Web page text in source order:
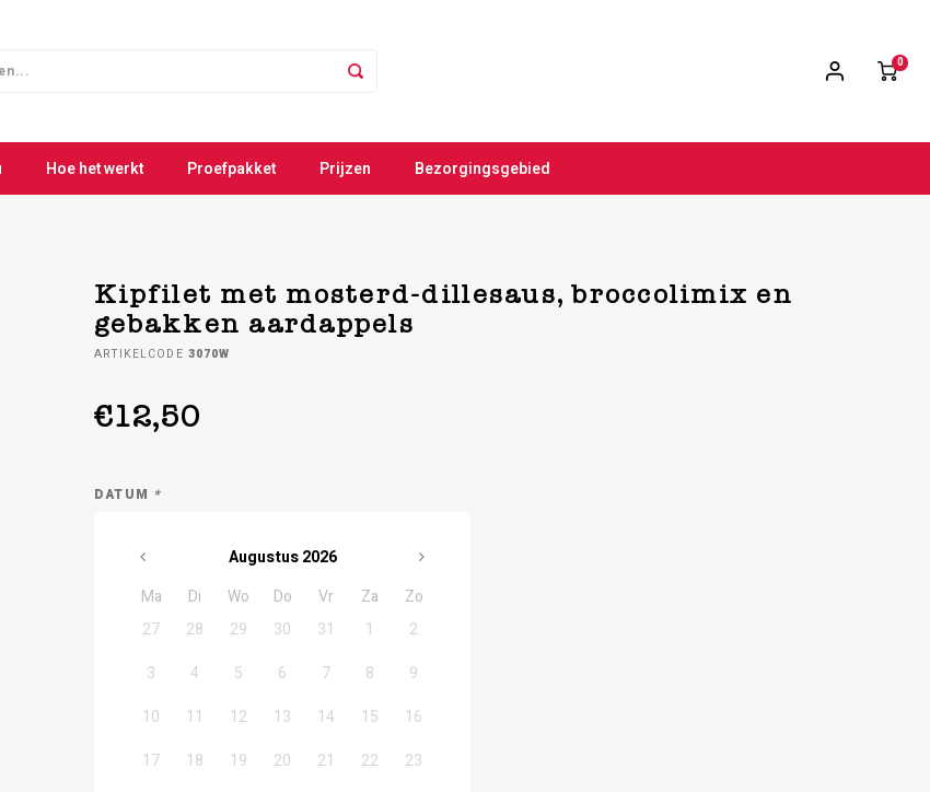
0
Hoe het werkt Proefpakket Prijzen Bezorgingsgebied
Kipfilet met mosterd-dillesaus, broccolimix en
gebakken aardappels
ARTIKELCODE 3070W
€12,50
DATUM *
Augustus 2026
Ma
Di Wo Do Vr Za
Zo
27
28 29 30 31 1
2
3
4 5 6 7 8
9
10
11 12 13 14 15
16
17
18 19 20 21 22
23